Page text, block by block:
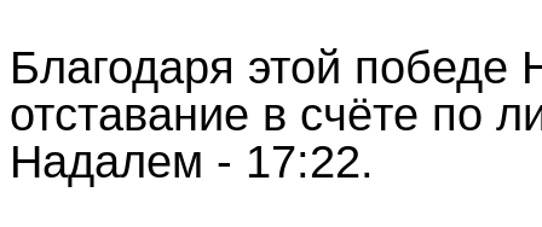
Благодаря этой победе
отставание в счёте по
Надалем - 17:22.